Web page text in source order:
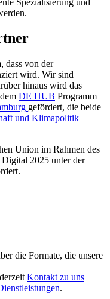
dass von der
wird. Wir sind
hinaus wird das
dem DE HUB Programm
gefördert, die beide
und Klimapolitik
Union im Rahmen des
2025 unter der
die Formate, die unsere
Kontakt zu uns
.